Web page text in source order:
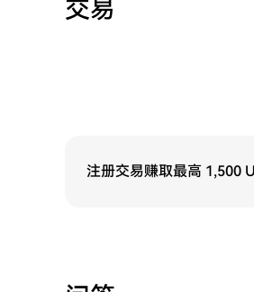
交易
注册交易赚取最高 1,500